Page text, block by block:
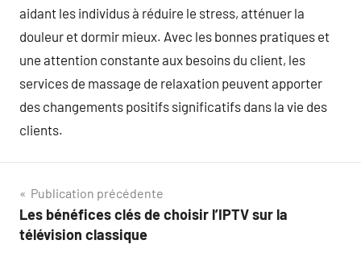
aidant les individus à réduire le stress, atténuer la
douleur et dormir mieux. Avec les bonnes pratiques et
une attention constante aux besoins du client, les
services de massage de relaxation peuvent apporter
des changements positifs significatifs dans la vie des
clients.
Navigation
de
Publication précédente
Les bénéfices clés de choisir l’IPTV sur la
télévision classique